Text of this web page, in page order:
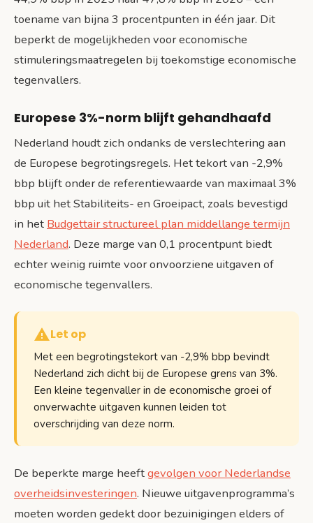
toename van bijna 3 procentpunten in één jaar. Dit
beperkt de mogelijkheden voor economische
stimuleringsmaatregelen bij toekomstige economische
tegenvallers.
Europese 3%-norm blijft gehandhaafd
Nederland houdt zich ondanks de verslechtering aan
de Europese begrotingsregels. Het tekort van -2,9%
bbp blijft onder de referentiewaarde van maximaal 3%
bbp uit het Stabiliteits- en Groeipact, zoals bevestigd
in het Budgettair structureel plan middellange termijn
Nederland. Deze marge van 0,1 procentpunt biedt
echter weinig ruimte voor onvoorziene uitgaven of
economische tegenvallers.
Let op
Met een begrotingstekort van -2,9% bbp bevindt
Nederland zich dicht bij de Europese grens van 3%.
Een kleine tegenvaller in de economische groei of
onverwachte uitgaven kunnen leiden tot
overschrijding van deze norm.
De beperkte marge heeftgevolgen voor Nederlandse
overheidsinvesteringen. Nieuwe uitgavenprogramma’s
moeten worden gedekt door bezuinigingen elders of